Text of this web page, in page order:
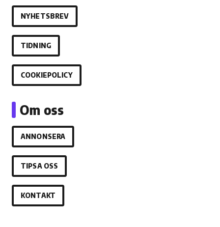
NYHETSBREV
TIDNING
COOKIEPOLICY
Om oss
ANNONSERA
TIPSA OSS
KONTAKT